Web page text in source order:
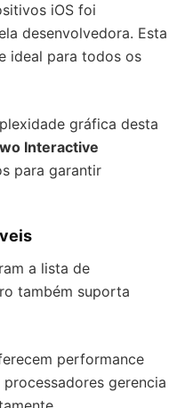
iOS foi
desenvolvedora. Esta
ideal para todos os
gráfica desta
Interactive
para garantir
a lista de
também suporta
performance
gerencia